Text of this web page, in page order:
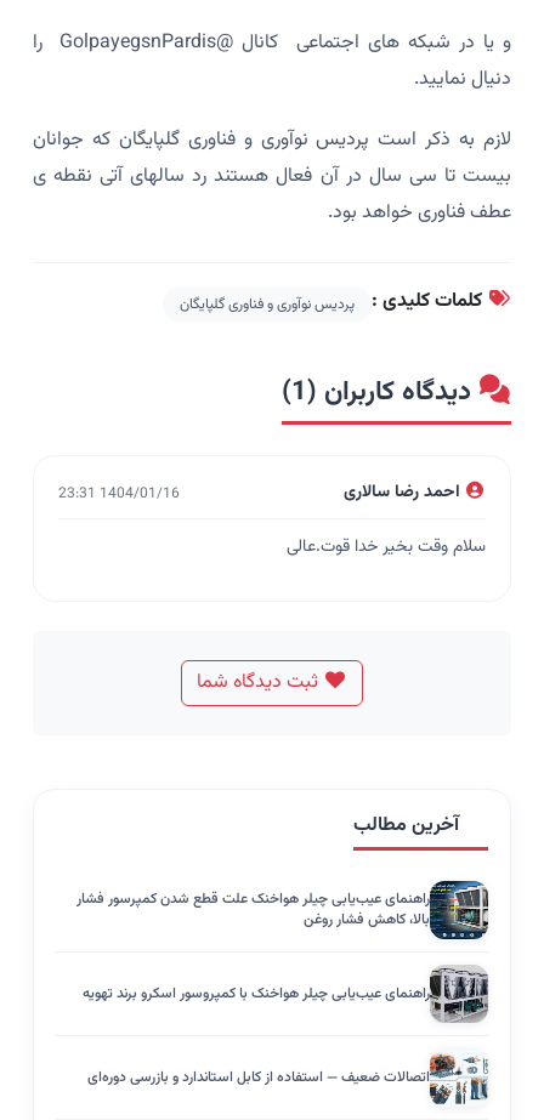
آخرین مطالب
راهنمای عیب‌یابی چیلر هواخنک علت قطع شدن کمپرسور فشار
بالا، کاهش فشار روغن
راهنمای عیب‌یابی چیلر هواخنک با کمپروسور اسکرو برند تهویه
اتصالات ضعیف — استفاده از کابل استاندارد و بازرسی دوره‌ای
و یا در شبکه های اجتماعی کانال @GolpayegsnPardis را
دنیال نمایید.
لازم به ذکر است پردیس نوآوری و فناوری گلپایگان که جوانان
بیست تا سی سال در آن فعال هستند رد سالهای آتی نقطه ی
عطف فناوری خواهد بود.
کلمات کلیدی : پردیس نوآوری و فناوری گلپایگان
دیدگاه کاربران (1)
احمد رضا سالاری
سلام وقت بخیر خدا قوت.عالی
ثبت دیدگاه شما